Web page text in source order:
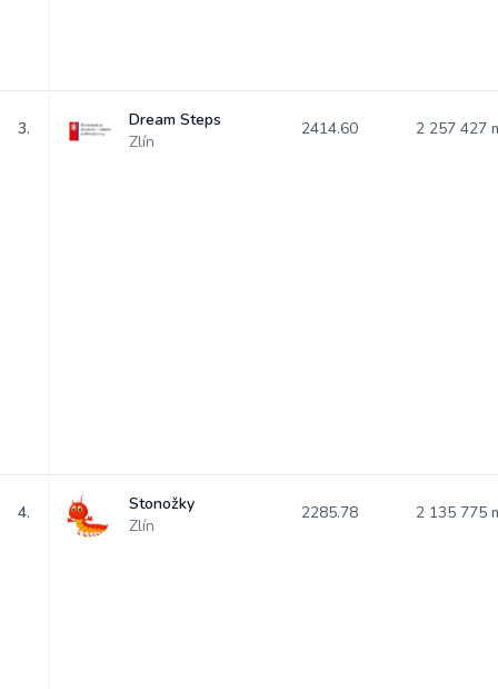
3.
Dream Steps
Zlín
2414.60 2 257 427
4.
Stonožky
Zlín
2285.78 2 135 775